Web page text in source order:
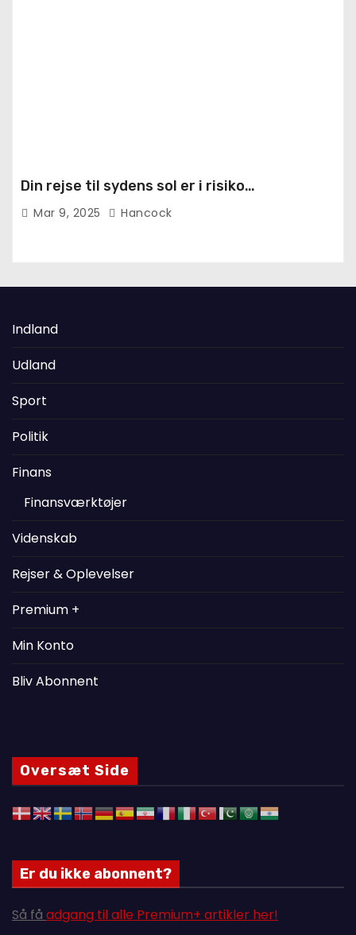
Din rejse til sydens sol er i risiko…
Mar 9, 2025 Hancock
Indland
Udland
Sport
Politik
Finans
Finansværktøjer
Videnskab
Rejser & Oplevelser
Premium +
Min Konto
Bliv Abonnent
Oversæt Side
Er du ikke abonnent?
Så få adgang til alle Premium+ artikler her!